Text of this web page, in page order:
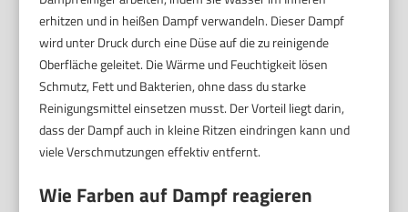
erhitzen und in heißen Dampf verwandeln. Dieser Dampf
wird unter Druck durch eine Düse auf die zu reinigende
Oberfläche geleitet. Die Wärme und Feuchtigkeit lösen
Schmutz, Fett und Bakterien, ohne dass du starke
Reinigungsmittel einsetzen musst. Der Vorteil liegt darin,
dass der Dampf auch in kleine Ritzen eindringen kann und
viele Verschmutzungen effektiv entfernt.
Wie Farben auf Dampf reagieren